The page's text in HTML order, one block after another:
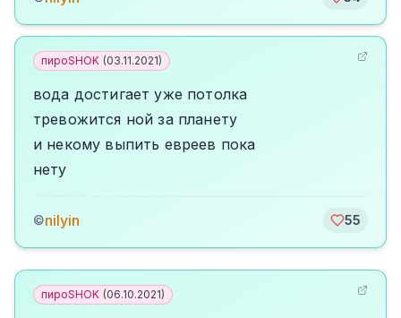
пироSHOK (03.11.2021)
вода достигает уже потолка
тревожится ной за планету
и некому выпить евреев пока
нету
©nilyin 55
пироSHOK (06.10.2021)